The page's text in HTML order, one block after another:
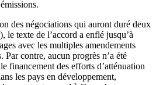
des négociations qui auront duré deux
le texte de l’accord a enflé jusqu’à
avec les multiples amendements
Par contre, aucun progrès n’a été
financement des efforts d’atténuation
les pays en développement,